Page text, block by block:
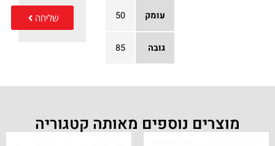
עומק 50
גובה 85
שליחה
מוצרים נוספים מאותה קטגוריה